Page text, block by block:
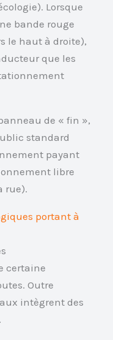
Lorsque
bande rouge
le haut à droite),
que les
de « fin »,
standard
payant
libre
rue).
portant à
certaine
Outre
intègrent des